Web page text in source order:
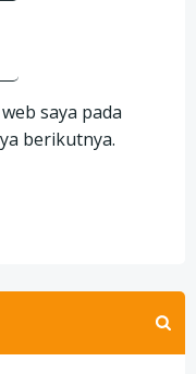
saya pada
berikutnya.